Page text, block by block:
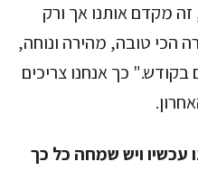
זה מקדם אותנו אך ורק
הכי טובה, מהירה ונוחה,
כך אנחנו צריכים
עכשיו ויש שמחה כל כך